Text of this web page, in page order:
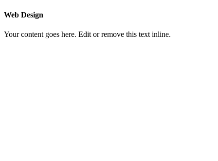
Web Design
Your content goes here. Edit or remove this text inline.